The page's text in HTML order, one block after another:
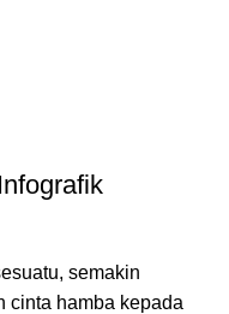
semakin
cinta hamba kepada